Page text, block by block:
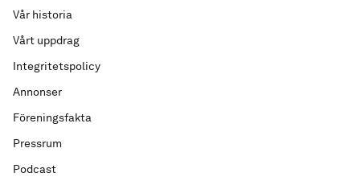
Vår historia
Vårt uppdrag
Integritetspolicy
Annonser
Föreningsfakta
Pressrum
Podcast